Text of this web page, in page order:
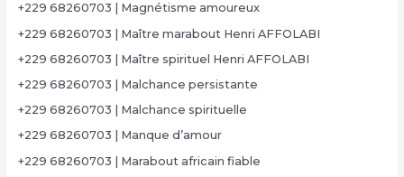
+229 68260703 | Magnétisme amoureux
+229 68260703 | Maître marabout Henri AFFOLABI
+229 68260703 | Maître spirituel Henri AFFOLABI
+229 68260703 | Malchance persistante
+229 68260703 | Malchance spirituelle
+229 68260703 | Manque d’amour
+229 68260703 | Marabout africain fiable